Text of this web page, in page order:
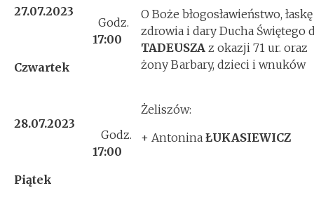
27.07.2023
Czwartek
Godz.
17:00
O Boże błogosławieństwo, łaskę
zdrowia i dary Ducha Świętego
TADEUSZA z okazji 71 ur. oraz
żony Barbary, dzieci i wnuków
28.07.2023
Piątek
Godz.
17:00
Żeliszów:
+ Antonina ŁUKASIEWICZ